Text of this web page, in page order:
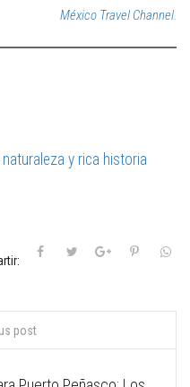
México Travel Channel.
y rica historia
post